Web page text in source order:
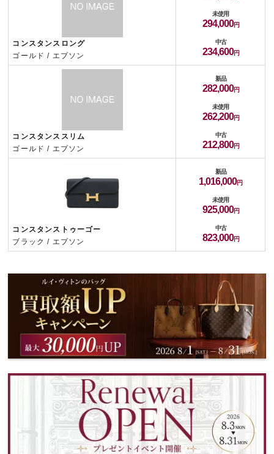
コンスタンスロング
ゴールド / エプソン
未使用
294,000
中古
234,600
コンスタンススリム
ゴールド / エプソン
新品
282,000
未使用
262,200
中古
212,800
コンスタンストゥーゴー
ブラック / エプソン
新品
1,016,000
未使用
925,000
中古
823,000